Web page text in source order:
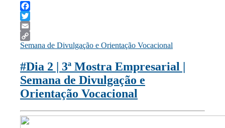
Facebook
Twitter
Email
Copy
Semana de Divulgação e Orientação Vocacional
#Dia 2 | 3ª Mostra Empresarial |
Semana de Divulgação e
Orientação Vocacional